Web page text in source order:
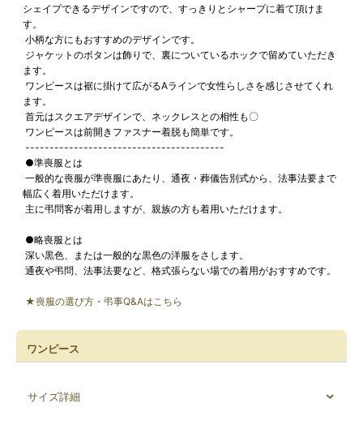
シェイプできるデザインですので、すっきりとシャープに着て頂けま
す。
小柄な方にもおすすめのデザインです。
ジャケットのボタンは飾りで、裏についているホックで留めていただき
ます。
ワンピースは裾に掛けて広がるAラインで女性らしさを感じさせてくれ
ます。
首元はスクエアデザインで、ネックレスとの相性も〇
ワンピースは前開きファスナー着脱も簡単です。
-----------------------------------------
●準喪服とは
一般的な喪服が準喪服にあたり、通夜・葬儀告別式から、法事法要まで
幅広く着用いただけます。
主に弔問客が着用しますが、親族の方も着用いただけます。
●略喪服とは
深い黒色、または一般的な黒色の洋服をさします。
通夜や弔問、法事法要など、格式張らない場での着用がおすすめです。
★喪服の選び方・弔事Q&Aはこちら
ワンピース
サイズ詳細